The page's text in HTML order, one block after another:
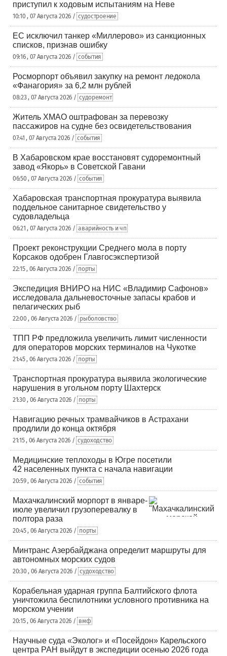
приступил к ходовым испытаниям на Неве
10:10 , 07 Августа 2026 / судостроение
ЕС исключил танкер «Миллерово» из санкционных
списков, признав ошибку
09:16 , 07 Августа 2026 / события
Росморпорт объявил закупку на ремонт ледокола
«Фанагория» за 6,2 млн рублей
08:23 , 07 Августа 2026 / судоремонт
Житель ХМАО оштрафован за перевозку
пассажиров на судне без освидетельствования
07:41 , 07 Августа 2026 / события
В Хабаровском крае восстановят судоремонтный
завод «Якорь» в Советской Гавани
06:50 , 07 Августа 2026 / события
Хабаровская транспортная прокуратура выявила
поддельное санитарное свидетельство у
судовладельца
06:21 , 07 Августа 2026 / аварийность и чп
Проект реконструкции Среднего мола в порту
Корсаков одобрен Главгосэкспертизой
22:15 , 06 Августа 2026 / порты
Экспедиция ВНИРО на НИС «Владимир Сафонов»
исследовала дальневосточные запасы крабов и
пелагических рыб
22:00 , 06 Августа 2026 / рыболовство
ТПП РФ предложила увеличить лимит численности
для операторов морских терминалов на Чукотке
21:45 , 06 Августа 2026 / порты
Транспортная прокуратура выявила экологические
нарушения в угольном порту Шахтерск
21:30 , 06 Августа 2026 / порты
Навигацию речных трамвайчиков в Астрахани
продлили до конца октября
21:15 , 06 Августа 2026 / судоходство
Медицинские теплоходы в Югре посетили
42 населенных пункта с начала навигации
20:59 , 06 Августа 2026 / события
Махачкалинский морпорт в январе-
июле увеличил грузоперевалку в
полтора раза
20:45 , 06 Августа 2026 / порты
Минтранс Азербайджана определит маршруты для
автономных морских судов
20:30 , 06 Августа 2026 / судоходство
Корабельная ударная группа Балтийского флота
уничтожила беспилотники условного противника на
морском учении
20:15 , 06 Августа 2026 / вмф
Научные суда «Эколог» и «Посейдон» Карельского
центра РАН выйдут в экспедиции осенью 2026 года